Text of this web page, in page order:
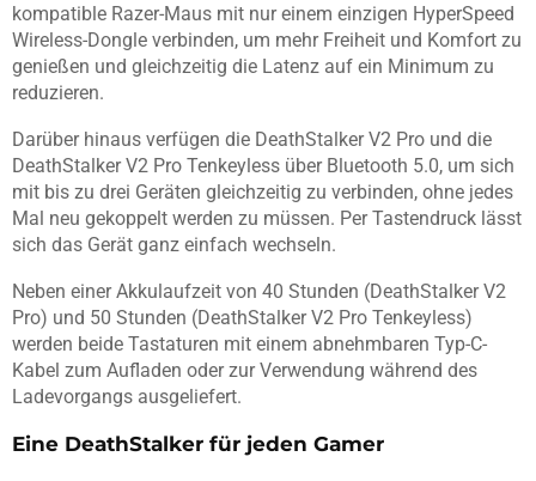
kompatible Razer-Maus mit nur einem einzigen HyperSpeed ​​
Wireless-Dongle verbinden, um mehr Freiheit und Komfort zu
genießen und gleichzeitig die Latenz auf ein Minimum zu
reduzieren.
Darüber hinaus verfügen die DeathStalker V2 Pro und die
DeathStalker V2 Pro Tenkeyless über Bluetooth 5.0, um sich
mit bis zu drei Geräten gleichzeitig zu verbinden, ohne jedes
Mal neu gekoppelt werden zu müssen. Per Tastendruck lässt
sich das Gerät ganz einfach wechseln.
Neben einer Akkulaufzeit von 40 Stunden (DeathStalker V2
Pro) und 50 Stunden (DeathStalker V2 Pro Tenkeyless)
werden beide Tastaturen mit einem abnehmbaren Typ-C-
Kabel zum Aufladen oder zur Verwendung während des
Ladevorgangs ausgeliefert.
Eine DeathStalker für jeden Gamer